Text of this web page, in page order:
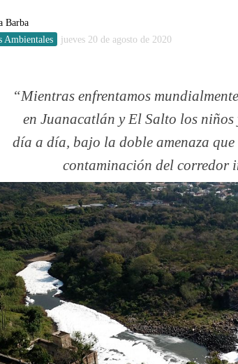
Barba
Ambientales
jueves 20 de agosto de 2020
Mientras enfrentamos
en Juanacatlán y El Salto los niños
día a día, bajo la doble amenaza que
contaminación del corredor